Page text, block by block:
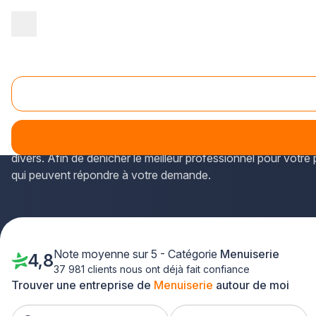
Menuiserie Saint-Leu-la-Forêt (95320)
À Saint-Leu-la-Forêt (Val-d'Oise, Île-de-France), on
Les experts en menuiserie intérieure et extérieure
divers. Afin de dénicher le meilleur professionnel pour
qui peuvent répondre à votre demande.
Trouver une entreprise de Menuiserie autour de moi
4,8Note moyenne sur 5 - Catégorie Menuiserie
37 981 clients nous ont déjà fait confiance